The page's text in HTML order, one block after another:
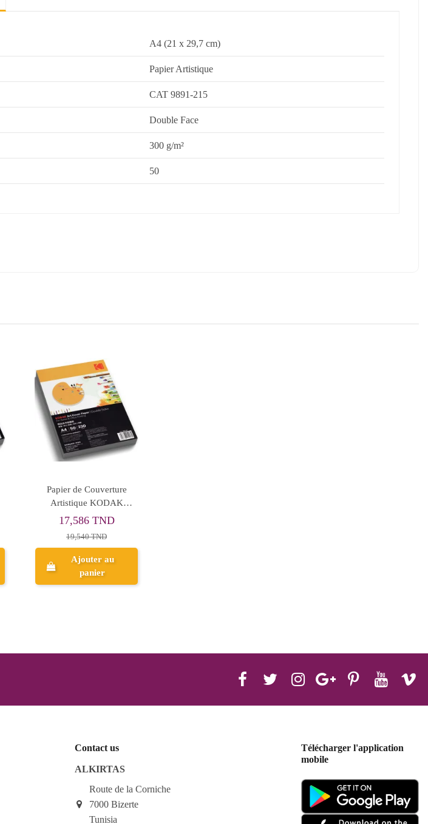
A4 (21 x 29,7 cm)
Papier Artistique
CAT 9891-215
Double Face
300 g/m²
50
Papier de Couverture
Artistique KODAK
Double Face A4 230g 50F
17,586 TND
19,540 TND
Ajouter au
panier
Contact us
ALKIRTAS
Route de la Corniche
7000 Bizerte
Tunisia
Télécharger l'application
mobile